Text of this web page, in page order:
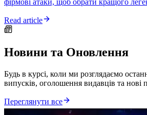
Read article
Новини та Оновлення
Будь в курсі, коли ми розглядаємо
випусків, оголошення видавців та нові
Переглянути все